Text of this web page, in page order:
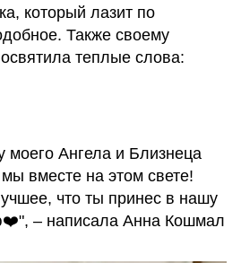
который лазит по
Также своему
теплые слова:
моего Ангела и Близнеца
вместе на этом свете!
что ты принес в нашу
– написала Анна Кошмал